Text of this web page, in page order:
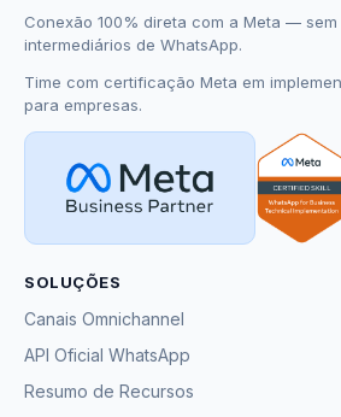
Conexão 100% direta com a Meta —
intermediários de WhatsApp.
Time com certificação Meta em
para empresas.
SOLUÇÕES
Canais Omnichannel
API Oficial WhatsApp
Resumo de Recursos